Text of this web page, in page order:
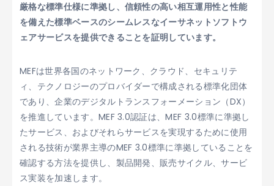
厳格な標準仕様に準拠し、信頼性の高い相互運用性と性能
を備えた標準ベースのシームレスなイーサネットソフトウ
ェアサービスを提供できることを証明しています。
MEFは世界各国のネットワーク、クラウド、セキュリテ
ィ、テクノロジーのプロバイダーで構成される標準化団体
であり、企業のデジタルトランスフォーメーション（DX）
を推進しています。MEF 3.0認証は、MEF 3.0標準に準拠し
たサービス、およびそれらサービスを実現するために使用
される技術が業界主導のMEF 3.0標準に準拠していることを
確認する方法を提供し、製品開発、販売サイクル、サービ
ス実装を加速します。